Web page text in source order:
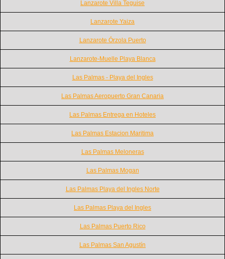
Lanzarote Villa Teguise
Lanzarote Yaiza
Lanzarote Órzola Puerto
Lanzarote-Muelle Playa Blanca
Las Palmas - Playa del Ingles
Las Palmas Aeropuerto Gran Canaria
Las Palmas Entrega en Hoteles
Las Palmas Estacion Maritima
Las Palmas Meloneras
Las Palmas Mogan
Las Palmas Playa del Ingles Norte
Las Palmas Playa del Ingles
Las Palmas Puerto Rico
Las Palmas San Agustín